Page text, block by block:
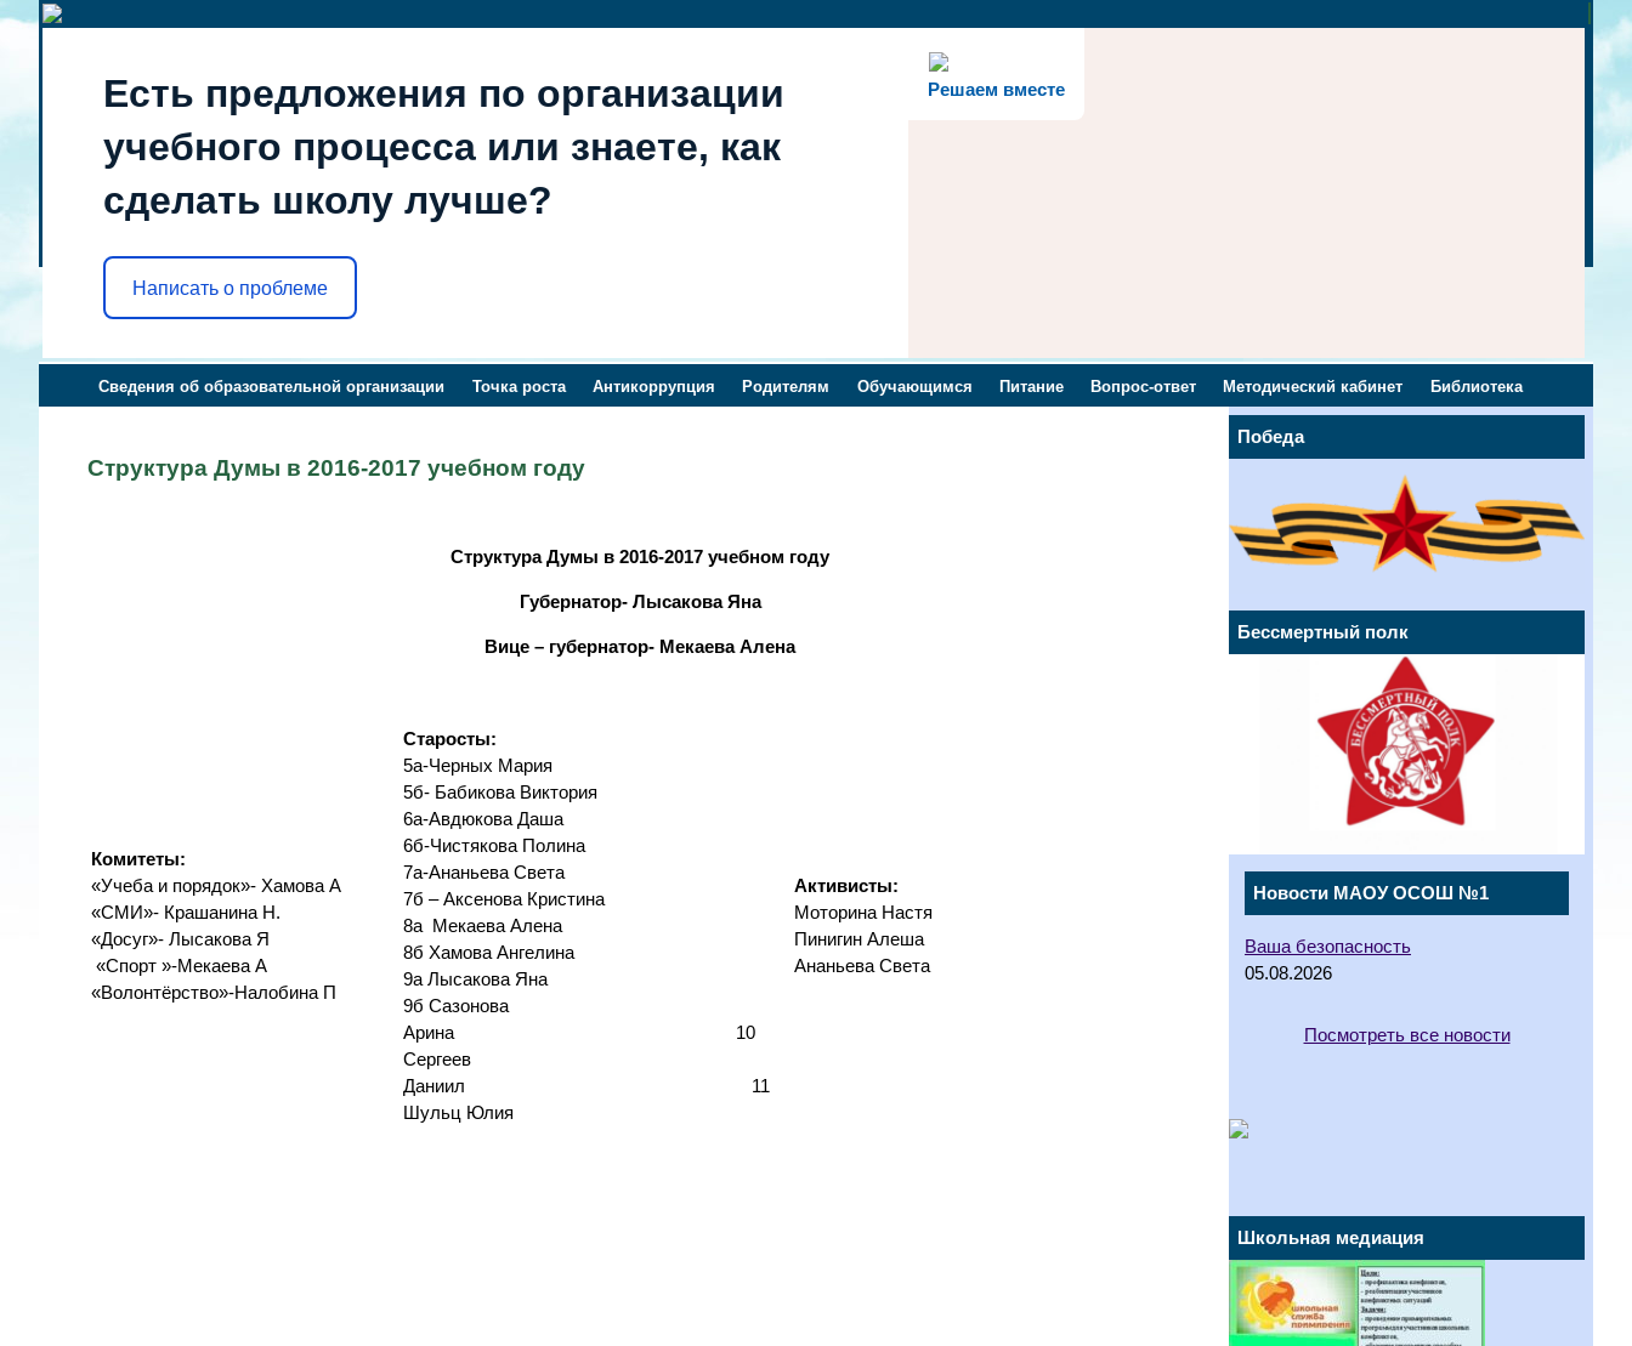
Решаем вместе
Есть предложения по организации
учебного процесса или знаете, как
сделать школу лучше?
Написать о проблеме
Сведения об образовательной организации Точка роста Антикоррупция Родителям Обучающимся Питание Вопрос-ответ Методический кабинет Библиотека
Победа
Бессмертный полк
Новости МАОУ ОСОШ №1
Ваша безопасность
05.08.2026
Посмотреть все новости
Школьная медиация
Структура Думы в 2016-2017 учебном году
Структура Думы в 2016-2017 учебном году
Губернатор- Лысакова Яна
Вице – губернатор- Мекаева Алена
Комитеты:
«Учеба и порядок»- Хамова А
«СМИ»- Крашанина Н.
«Досуг»- Лысакова Я
«Спорт »-Мекаева А
«Волонтёрство»-Налобина П
Старосты:
5а-Черных Мария
5б- Бабикова Виктория
6а-Авдюкова Даша
6б-Чистякова Полина
7а-Ананьева Света
7б – Аксенова Кристина
8а Мекаева Алена
8б Хамова Ангелина
9а Лысакова Яна
9б Сазонова
Арина 10
Сергеев
Даниил 11
Шульц Юлия
Активисты:
Моторина Настя
Пинигин Алеша
Ананьева Света